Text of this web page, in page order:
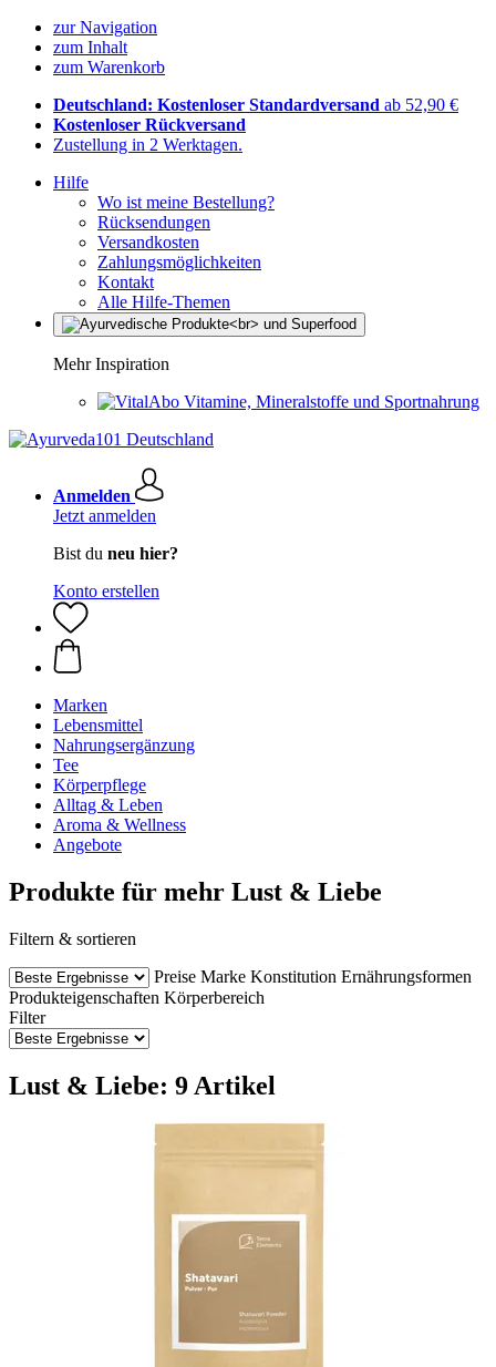
zur Navigation
zum Inhalt
zum Warenkorb
Deutschland: Kostenloser Standardversand ab 52,90 €
Kostenloser Rückversand
Zustellung in 2 Werktagen.
Hilfe
Wo ist meine Bestellung?
Rücksendungen
Versandkosten
Zahlungsmöglichkeiten
Kontakt
Alle Hilfe-Themen
Mehr Inspiration
Vitamine, Mineralstoffe und Sportnahrung
Anmelden
Jetzt anmelden
Bist du neu hier?
Konto erstellen
Marken
Lebensmittel
Nahrungsergänzung
Tee
Körperpflege
Alltag & Leben
Aroma & Wellness
Angebote
Produkte für mehr Lust & Liebe
Filtern & sortieren
Preise Marke Konstitution Ernährungsformen
Produkteigenschaften Körperbereich
Filter
Lust & Liebe: 9 Artikel